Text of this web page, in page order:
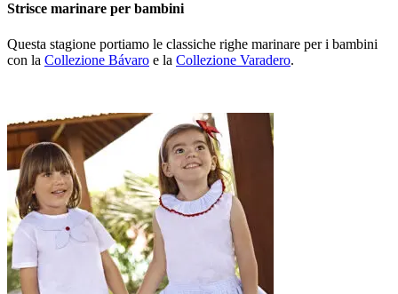
Strisce marinare per bambini
Questa stagione portiamo le classiche righe marinare per i bambini
con la Collezione Bávaro e la Collezione Varadero.